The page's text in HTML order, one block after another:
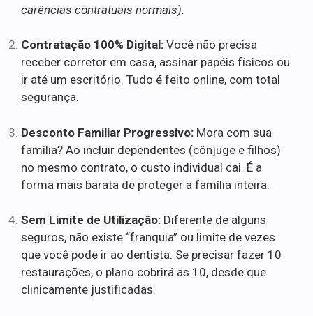
carências contratuais normais).
Contratação 100% Digital: Você não precisa
receber corretor em casa, assinar papéis físicos ou
ir até um escritório. Tudo é feito online, com total
segurança.
Desconto Familiar Progressivo: Mora com sua
família? Ao incluir dependentes (cônjuge e filhos)
no mesmo contrato, o custo individual cai. É a
forma mais barata de proteger a família inteira.
Sem Limite de Utilização: Diferente de alguns
seguros, não existe “franquia” ou limite de vezes
que você pode ir ao dentista. Se precisar fazer 10
restaurações, o plano cobrirá as 10, desde que
clinicamente justificadas.